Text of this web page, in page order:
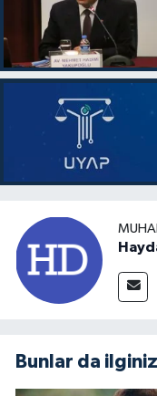
Bunlar da